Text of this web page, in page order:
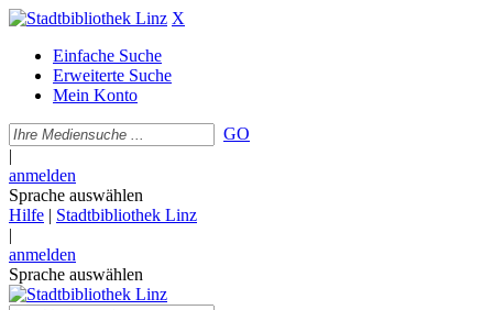
X
Einfache Suche
Erweiterte Suche
Mein Konto
GO
|
anmelden
Sprache auswählen
Hilfe | Stadtbibliothek Linz
|
anmelden
Sprache auswählen